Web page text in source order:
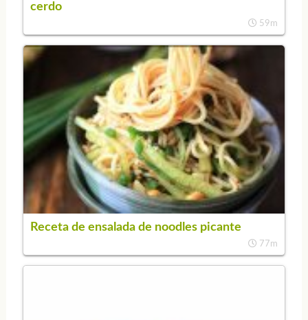
cerdo
59m
Receta de ensalada de noodles picante
77m